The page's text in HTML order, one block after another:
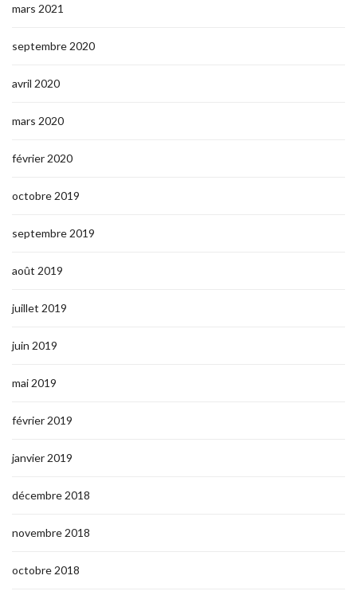
mars 2021
septembre 2020
avril 2020
mars 2020
février 2020
octobre 2019
septembre 2019
août 2019
juillet 2019
juin 2019
mai 2019
février 2019
janvier 2019
décembre 2018
novembre 2018
octobre 2018